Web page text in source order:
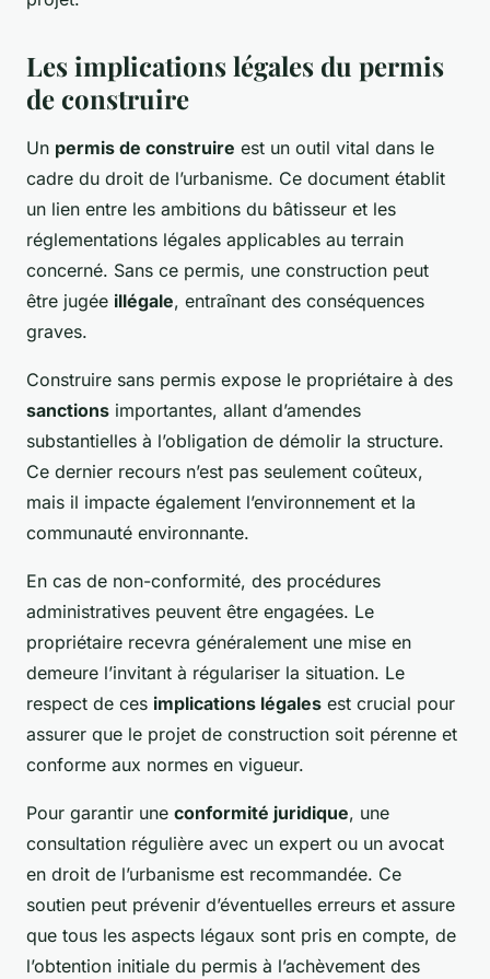
Les implications légales du permis
de construire
Un permis de construire est un outil vital dans le
cadre du droit de l’urbanisme. Ce document établit
un lien entre les ambitions du bâtisseur et les
réglementations légales applicables au terrain
concerné. Sans ce permis, une construction peut
être jugée illégale, entraînant des conséquences
graves.
Construire sans permis expose le propriétaire à des
sanctions importantes, allant d’amendes
substantielles à l’obligation de démolir la structure.
Ce dernier recours n’est pas seulement coûteux,
mais il impacte également l’environnement et la
communauté environnante.
En cas de non-conformité, des procédures
administratives peuvent être engagées. Le
propriétaire recevra généralement une mise en
demeure l’invitant à régulariser la situation. Le
respect de ces implications légales est crucial pour
assurer que le projet de construction soit pérenne et
conforme aux normes en vigueur.
Pour garantir une conformité juridique, une
consultation régulière avec un expert ou un avocat
en droit de l’urbanisme est recommandée. Ce
soutien peut prévenir d’éventuelles erreurs et assure
que tous les aspects légaux sont pris en compte, de
l’obtention initiale du permis à l’achèvement des